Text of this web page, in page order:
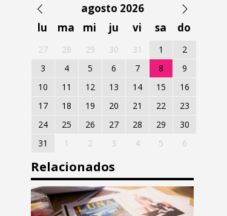
agosto 2026
lu
ma mi ju vi sa do
27 28 29 30 31 1
2
3
4 5 6 7 8
9
10
11 12 13 14 15
16
17
18 19 20 21 22
23
24
25 26 27 28 29
30
31
1 2 3 4 5 6
Relacionados